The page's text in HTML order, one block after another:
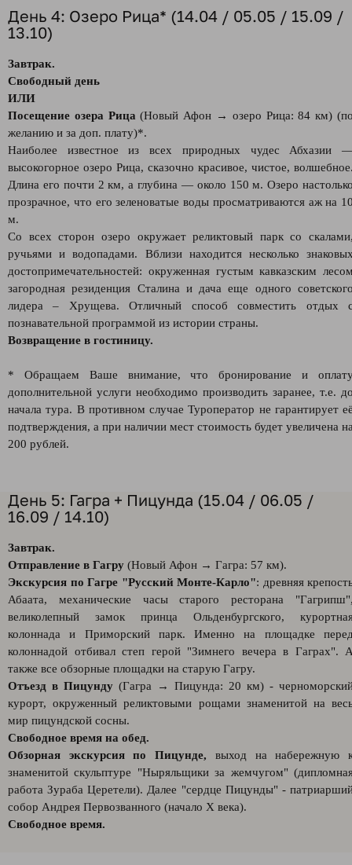
День 4: Озеро Рица* (14.04 / 05.05 / 15.09 /
13.10)
Завтрак.
Свободный день
ИЛИ
Посещение озера Рица (Новый Афон → озеро Рица: 84 км)
желанию и за доп. плату)*.
Наиболее известное из всех природных чудес Абхазии
высокогорное озеро Рица, сказочно красивое, чистое,
Длина его почти 2 км, а глубина — около 150 м. Озеро
прозрачное, что его зеленоватые воды просматриваются аж на
м.
Со всех сторон озеро окружает реликтовый парк со
ручьями и водопадами. Вблизи находится несколько
достопримечательностей: окруженная густым кавказским
загородная резиденция Сталина и дача еще одного
лидера – Хрущева. Отличный способ совместить отдых
познавательной программой из истории страны.
Возвращение в гостиницу.
* Обращаем Ваше внимание, что бронирование и
дополнительной услуги необходимо производить заранее, т.е.
начала тура. В противном случае Туроператор не гарантирует
подтверждения, а при наличии мест стоимость будет увеличена
200 рублей.
День 5: Гагра + Пицунда (15.04 / 06.05 /
16.09 / 14.10)
Завтрак.
Отправление в Гагру (Новый Афон → Гагра: 57 км).
Экскурсия по Гагре "Русский Монте-Карло": древняя
Абаата, механические часы старого ресторана
великолепный замок принца Ольденбургского,
колоннада и Приморский парк. Именно на площадке
колоннадой отбивал степ герой "Зимнего вечера в Гаграх".
также все обзорные площадки на старую Гагру.
Отъезд в Пицунду (Гагра → Пицунда: 20 км) -
курорт, окруженный реликтовыми рощами знаменитой на
мир пицундской сосны.
Свободное время на обед.
Обзорная экскурсия по Пицунде, выход на набережную
знаменитой скульптуре "Ныряльщики за жемчугом"
работа Зураба Церетели). Далее "сердце Пицунды" -
собор Андрея Первозванного (начало X века).
Свободное время.